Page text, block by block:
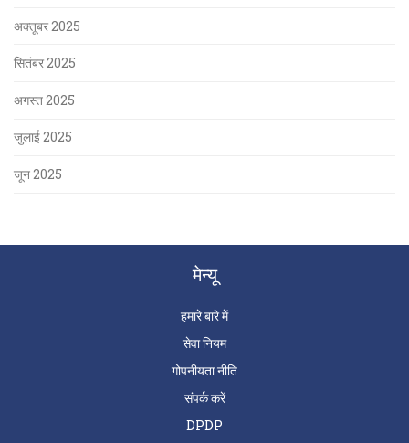
अक्तूबर 2025
सितंबर 2025
अगस्त 2025
जुलाई 2025
जून 2025
मेन्यू
हमारे बारे में
सेवा नियम
गोपनीयता नीति
संपर्क करें
DPDP